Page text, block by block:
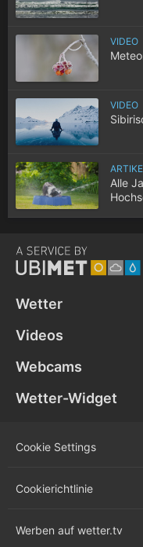
VIDEO
VIDEO
Alle
Wetter
Videos
Webcams
Wetter-Widget
Cookie Settings
Cookie­richtlinie
Werben auf wetter.tv